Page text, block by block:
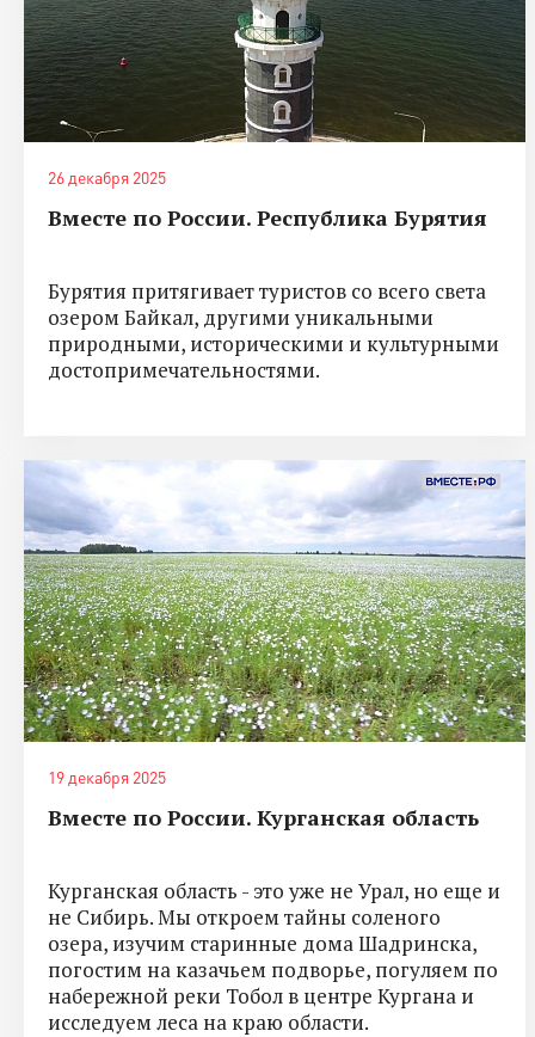
26 декабря 2025
Вместе по России. Республика Бурятия
Бурятия притягивает туристов со всего света
озером Байкал, другими уникальными
природными, историческими и культурными
достопримечательностями.
19 декабря 2025
Вместе по России. Курганская область
Курганская область - это уже не Урал, но еще и
не Сибирь. Мы откроем тайны соленого
озера, изучим старинные дома Шадринска,
погостим на казачьем подворье, погуляем по
набережной реки Тобол в центре Кургана и
исследуем леса на краю области.